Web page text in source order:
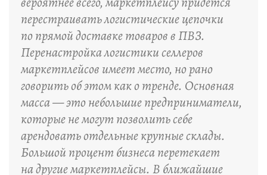
перестраивать логистические цепочки
по прямой доставке товаров в ПВЗ.
Перенастройка логистики селлеров
маркетплейсов имеет место, но рано
говорить об этом как о тренде. Основная
масса — это небольшие предприниматели,
которые не могут позволить себе
арендовать отдельные крупные склады.
Большой процент бизнеса перетекает
на другие маркетплейсы. В ближайшие